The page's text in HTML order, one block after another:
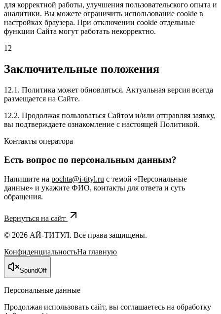
для корректной работы, улучшения пользовательского опыта и
аналитики. Вы можете ограничить использование cookie в
настройках браузера. При отключении cookie отдельные
функции Сайта могут работать некорректно.
12
Заключительные положения
12.1. Политика может обновляться. Актуальная версия всегда
размещается на Сайте.
12.2. Продолжая пользоваться Сайтом и/или отправляя заявку,
вы подтверждаете ознакомление с настоящей Политикой.
Контакты оператора
Есть вопрос по персональным данным?
Напишите на pochta@i-tityl.ru с темой «Персональные
данные» и укажите ФИО, контакты для ответа и суть
обращения.
Вернуться на сайт
© 2026 АЙ-ТИТУЛ. Все права защищены.
КонфиденциальностьНа главную
SoundOff
Персональные данные
Продолжая использовать сайт, вы соглашаетесь на обработку